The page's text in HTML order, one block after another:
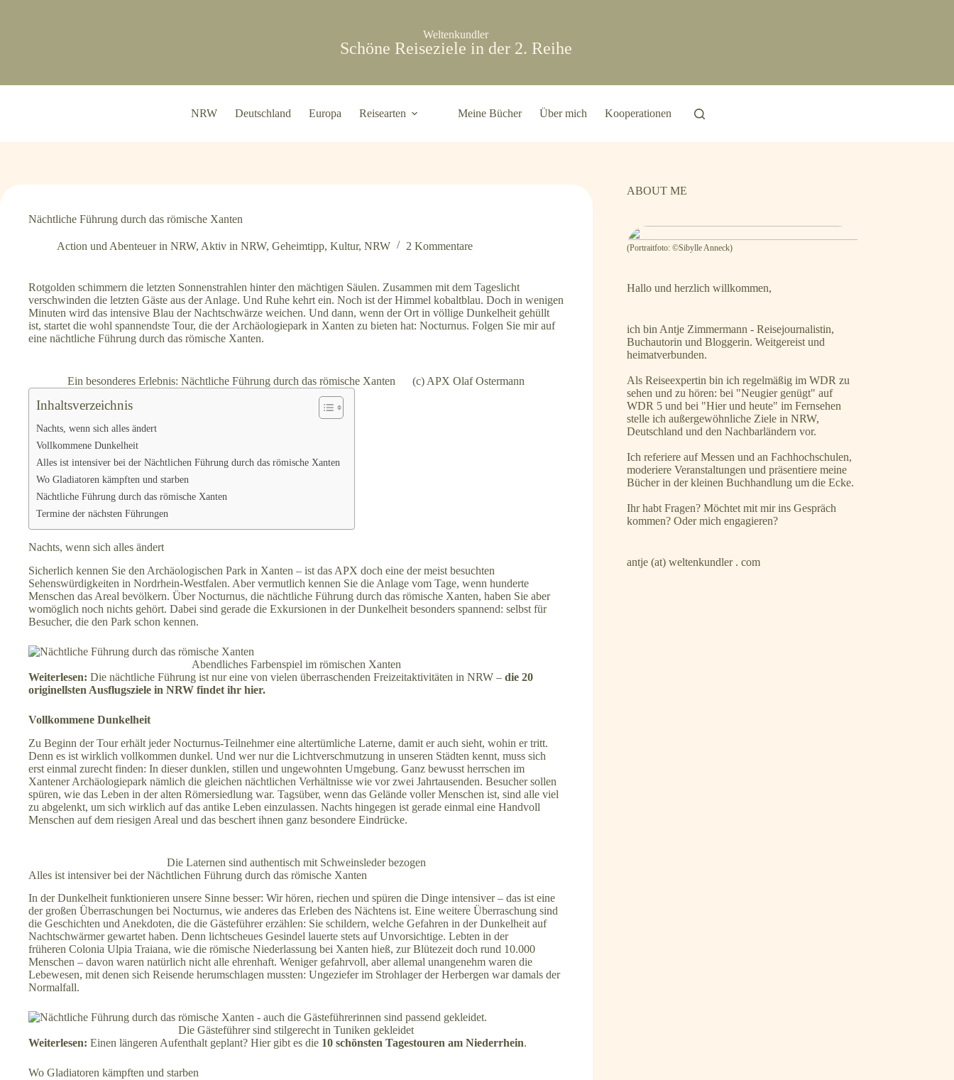
Weltenkundler
Schöne Reiseziele in der 2. Reihe
NRW Deutschland Europa Reisearten Meine Bücher Über mich Kooperationen
Nächtliche Führung durch das römische Xanten
Action und Abenteuer in NRW, Aktiv in NRW, Geheimtipp, Kultur, NRW 2 Kommentare
Rotgolden schimmern die letzten Sonnenstrahlen hinter den mächtigen Säulen. Zusammen mit dem Tageslicht
verschwinden die letzten Gäste aus der Anlage. Und Ruhe kehrt ein. Noch ist der Himmel kobaltblau. Doch in wenigen
Minuten wird das intensive Blau der Nachtschwärze weichen. Und dann, wenn der Ort in völlige Dunkelheit gehüllt
ist, startet die wohl spannendste Tour, die der Archäologiepark in Xanten zu bieten hat: Nocturnus. Folgen Sie mir auf
eine nächtliche Führung durch das römische Xanten.
Ein besonderes Erlebnis: Nächtliche Führung durch das römische Xanten (c) APX Olaf Ostermann
Inhaltsverzeichnis
Nachts, wenn sich alles ändert
Vollkommene Dunkelheit
Alles ist intensiver bei der Nächtlichen Führung durch das römische Xanten
Wo Gladiatoren kämpften und starben
Nächtliche Führung durch das römische Xanten
Termine der nächsten Führungen
Nachts, wenn sich alles ändert
Sicherlich kennen Sie den Archäologischen Park in Xanten – ist das APX doch eine der meist besuchten
Sehenswürdigkeiten in Nordrhein-Westfalen. Aber vermutlich kennen Sie die Anlage vom Tage, wenn hunderte
Menschen das Areal bevölkern. Über Nocturnus, die nächtliche Führung durch das römische Xanten, haben Sie aber
womöglich noch nichts gehört. Dabei sind gerade die Exkursionen in der Dunkelheit besonders spannend: selbst für
Besucher, die den Park schon kennen.
Abendliches Farbenspiel im römischen Xanten
Weiterlesen: Die nächtliche Führung ist nur eine von vielen überraschenden Freizeitaktivitäten in NRW – die 20
originellsten Ausflugsziele in NRW findet ihr hier.
Vollkommene Dunkelheit
Zu Beginn der Tour erhält jeder Nocturnus-Teilnehmer eine altertümliche Laterne, damit er auch sieht, wohin er tritt.
Denn es ist wirklich vollkommen dunkel. Und wer nur die Lichtverschmutzung in unseren Städten kennt, muss sich
erst einmal zurecht finden: In dieser dunklen, stillen und ungewohnten Umgebung. Ganz bewusst herrschen im
Xantener Archäologiepark nämlich die gleichen nächtlichen Verhältnisse wie vor zwei Jahrtausenden. Besucher sollen
spüren, wie das Leben in der alten Römersiedlung war. Tagsüber, wenn das Gelände voller Menschen ist, sind alle viel
zu abgelenkt, um sich wirklich auf das antike Leben einzulassen. Nachts hingegen ist gerade einmal eine Handvoll
Menschen auf dem riesigen Areal und das beschert ihnen ganz besondere Eindrücke.
Die Laternen sind authentisch mit Schweinsleder bezogen
Alles ist intensiver bei der Nächtlichen Führung durch das römische Xanten
In der Dunkelheit funktionieren unsere Sinne besser: Wir hören, riechen und spüren die Dinge intensiver – das ist eine
der großen Überraschungen bei Nocturnus, wie anderes das Erleben des Nächtens ist. Eine weitere Überraschung sind
die Geschichten und Anekdoten, die die Gästeführer erzählen: Sie schildern, welche Gefahren in der Dunkelheit auf
Nachtschwärmer gewartet haben. Denn lichtscheues Gesindel lauerte stets auf Unvorsichtige. Lebten in der
früheren Colonia Ulpia Traiana, wie die römische Niederlassung bei Xanten hieß, zur Blütezeit doch rund 10.000
Menschen – davon waren natürlich nicht alle ehrenhaft. Weniger gefahrvoll, aber allemal unangenehm waren die
Lebewesen, mit denen sich Reisende herumschlagen mussten: Ungeziefer im Strohlager der Herbergen war damals der
Normalfall.
Die Gästeführer sind stilgerecht in Tuniken gekleidet
Weiterlesen: Einen längeren Aufenthalt geplant? Hier gibt es die 10 schönsten Tagestouren am Niederrhein.
Wo Gladiatoren kämpften und starben
ABOUT ME
(Portraitfoto: ©Sibylle Anneck)
Hallo und herzlich willkommen,
ich bin Antje Zimmermann - Reisejournalistin,
Buchautorin und Bloggerin. Weitgereist und
heimatverbunden.
Als Reiseexpertin bin ich regelmäßig im WDR zu
sehen und zu hören: bei "Neugier genügt" auf
WDR 5 und bei "Hier und heute" im Fernsehen
stelle ich außergewöhnliche Ziele in NRW,
Deutschland und den Nachbarländern vor.
Ich referiere auf Messen und an Fachhochschulen,
moderiere Veranstaltungen und präsentiere meine
Bücher in der kleinen Buchhandlung um die Ecke.
Ihr habt Fragen? Möchtet mit mir ins Gespräch
kommen? Oder mich engagieren?
antje (at) weltenkundler . com